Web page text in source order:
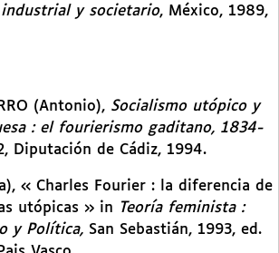
y societario, México, 1989,
(Antonio), Socialismo utópico y
: el fourierismo gaditano, 1834-
Diputación de Cádiz, 1994.
« Charles Fourier : la diferencia de
utópicas » in Teoría feminista :
y Política, San Sebastián, 1993, ed.